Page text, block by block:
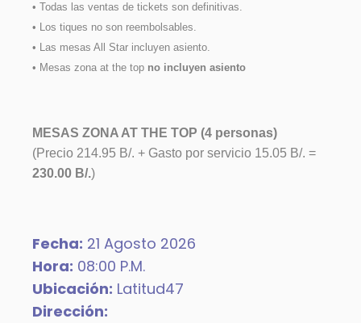
• Todas las ventas de tickets son definitivas.
• Los tiques no son reembolsables.
• Las mesas All Star incluyen asiento.
• Mesas zona at the top no incluyen asiento
MESAS ZONA AT THE TOP (4 personas)
(Precio 214.95 B/. + Gasto por servicio 15.05 B/. =
230.00 B/.)
Fecha: 21 Agosto 2026
Hora: 08:00 P.m.
Ubicación: Latitud47
Dirección: